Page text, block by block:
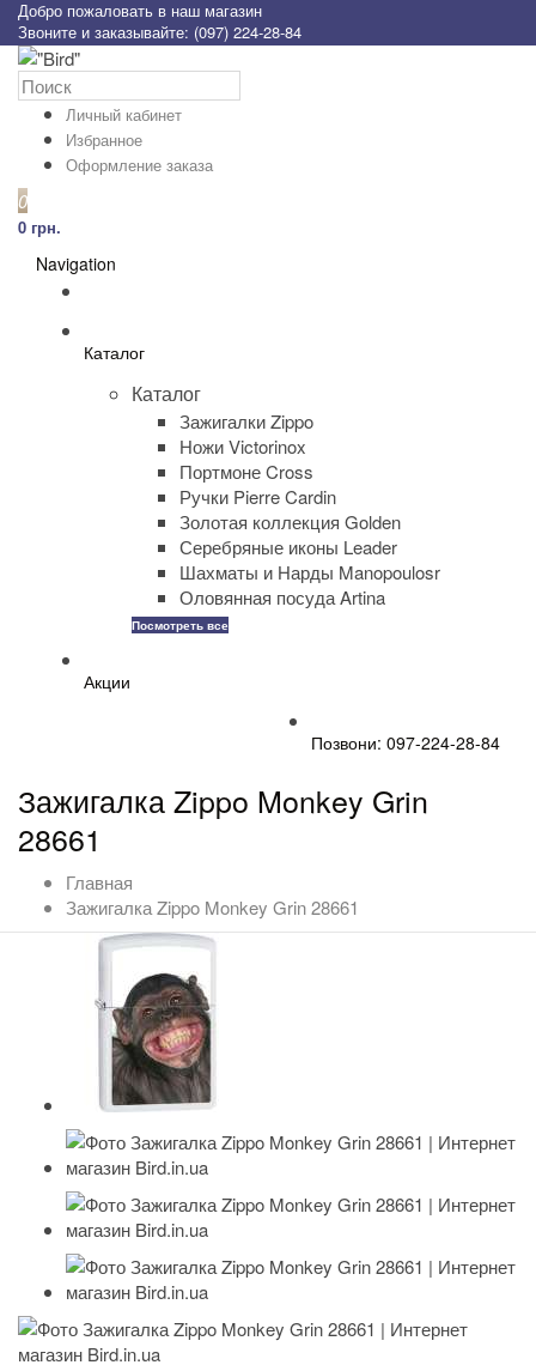
Добро пожаловать в наш магазин
Звоните и заказывайте: (097) 224-28-84
Личный кабинет
Избранное
Оформление заказа
0
0 грн.
Navigation
Каталог
Каталог
Зажигалки Zippo
Ножи Victorinox
Портмоне Cross
Ручки Pierre Cardin
Золотая коллекция Golden
Серебряные иконы Leader
Шахматы и Нарды Manopoulosr
Оловянная посуда Artina
Посмотреть все
Акции
Позвони: 097-224-28-84
Зажигалка Zippo Monkey Grin
28661
Главная
Зажигалка Zippo Monkey Grin 28661